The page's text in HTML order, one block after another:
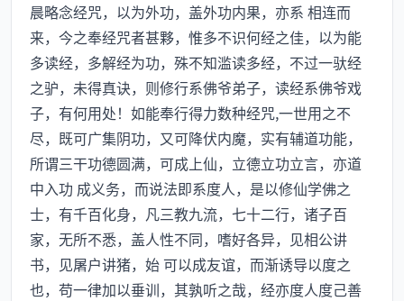
晨略念经咒，以为外功，盖外功内果，亦系 相连而
来，今之奉经咒者甚夥，惟多不识何经之佳，以为能
多读经，多解经为功，殊不知滥读多经，不过一驮经
之驴，未得真诀，则修行系佛爷弟子，读经系佛爷戏
子，有何用处！如能奉行得力数种经咒,一世用之不
尽，既可广集阴功，又可降伏内魔，实有辅道功能，
所谓三干功德圆满，可成上仙，立德立功立言，亦道
中入功 成义务，而说法即系度人，是以修仙学佛之
士，有千百化身，凡三教九流，七十二行，诸子百
家，无所不悉，盖人性不同，嗜好各异，见相公讲
书，见屠户讲猪，始 可以成友谊，而渐诱导以度之
也，苟一律加以垂训，其孰听之哉，经亦度人度己善